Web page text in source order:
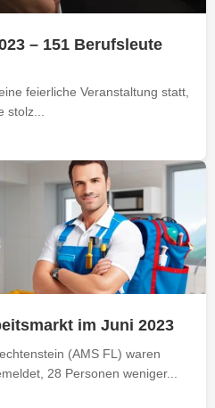
– 151 Berufsleute
feierliche Veranstaltung statt,
im Juni 2023
(AMS FL) waren
28 Personen weniger...